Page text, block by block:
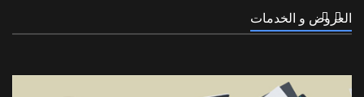
العروض و الخدمات